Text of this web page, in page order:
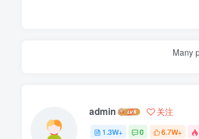
Many
admin 关注
1.3W+ 0 6.7W+